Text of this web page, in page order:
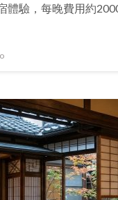
體驗，每晚費用約